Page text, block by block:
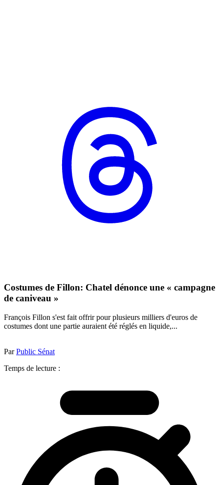
Costumes de Fillon: Chatel dénonce une « campagne
de caniveau »
François Fillon s'est fait offrir pour plusieurs milliers d'euros de
costumes dont une partie auraient été réglés en liquide,...
ParPublic Sénat
Temps de lecture :